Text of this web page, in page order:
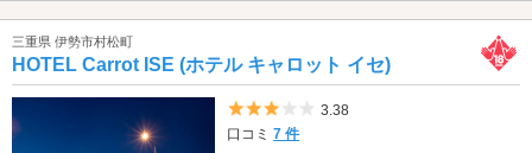
三重県 伊勢市村松町
HOTEL Carrot ISE (ホテル キャロット イセ)
5つ星のうち3
3.38
口コミ7 件